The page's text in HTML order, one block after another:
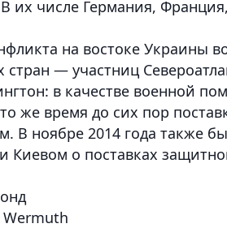
В их числе Германия,
на востоке Украины
стран — участниц
в качестве военной
же время до сих пор
В ноябре 2014 года также
Киевом о поставках